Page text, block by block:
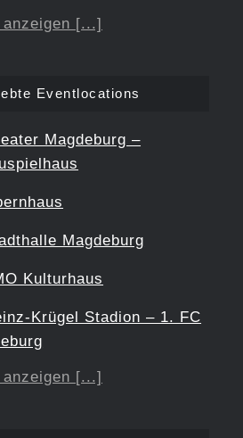
anzeigen [...]
Eventlocations
Magdeburg –
Magdeburg
Kulturhaus
Krügel Stadion – 1. FC
anzeigen [...]